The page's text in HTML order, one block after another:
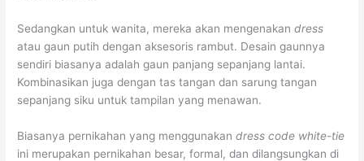
Sedangkan untuk wanita, mereka akan mengenakandress
atau gaun putih dengan aksesoris rambut. Desain gaunnya
sendiri biasanya adalah gaun panjang sepanjang lantai.
Kombinasikan juga dengan tas tangan dan sarung tangan
sepanjang siku untuk tampilan yang menawan.
Biasanya pernikahan yang menggunakandress code white-tie
ini merupakan pernikahan besar, formal, dan dilangsungkan di